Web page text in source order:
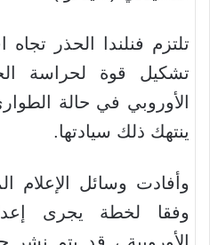
تلتزم فنلندا الحذر
تشكيل قوة لحراسة
الأوروبي في حالة
ينتهك ذلك سيادتها.
وأفادت وسائل الإعلام
وفقا لخطة يجرى